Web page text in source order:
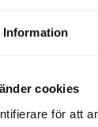
Information
cookies
för att